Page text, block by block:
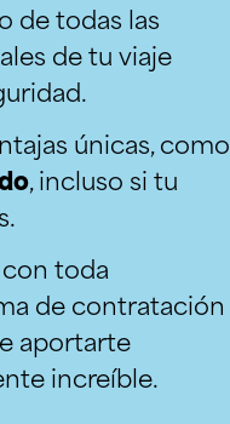
de todas las
de tu viaje
únicas, como
, incluso si tu
toda
de contratación
aportarte
increíble.